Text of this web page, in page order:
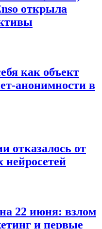
открыла
как объект
анонимности в
отказалось от
нейросетей
22 июня: взлом
и первые